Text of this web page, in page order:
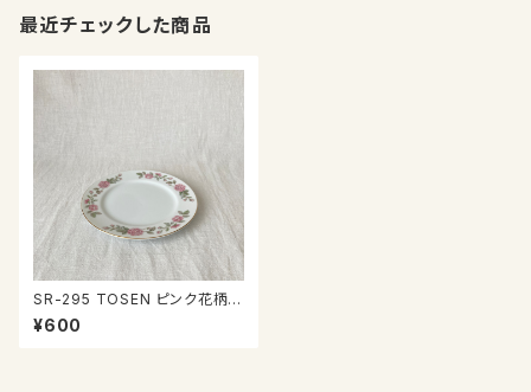
最近チェックした商品
SR-295 TOSEN ピンク花柄プ
レート
¥600